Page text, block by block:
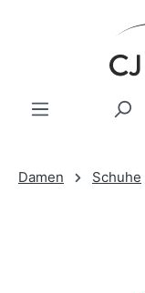
Zum Hauptinhalt
Damen Schuhe